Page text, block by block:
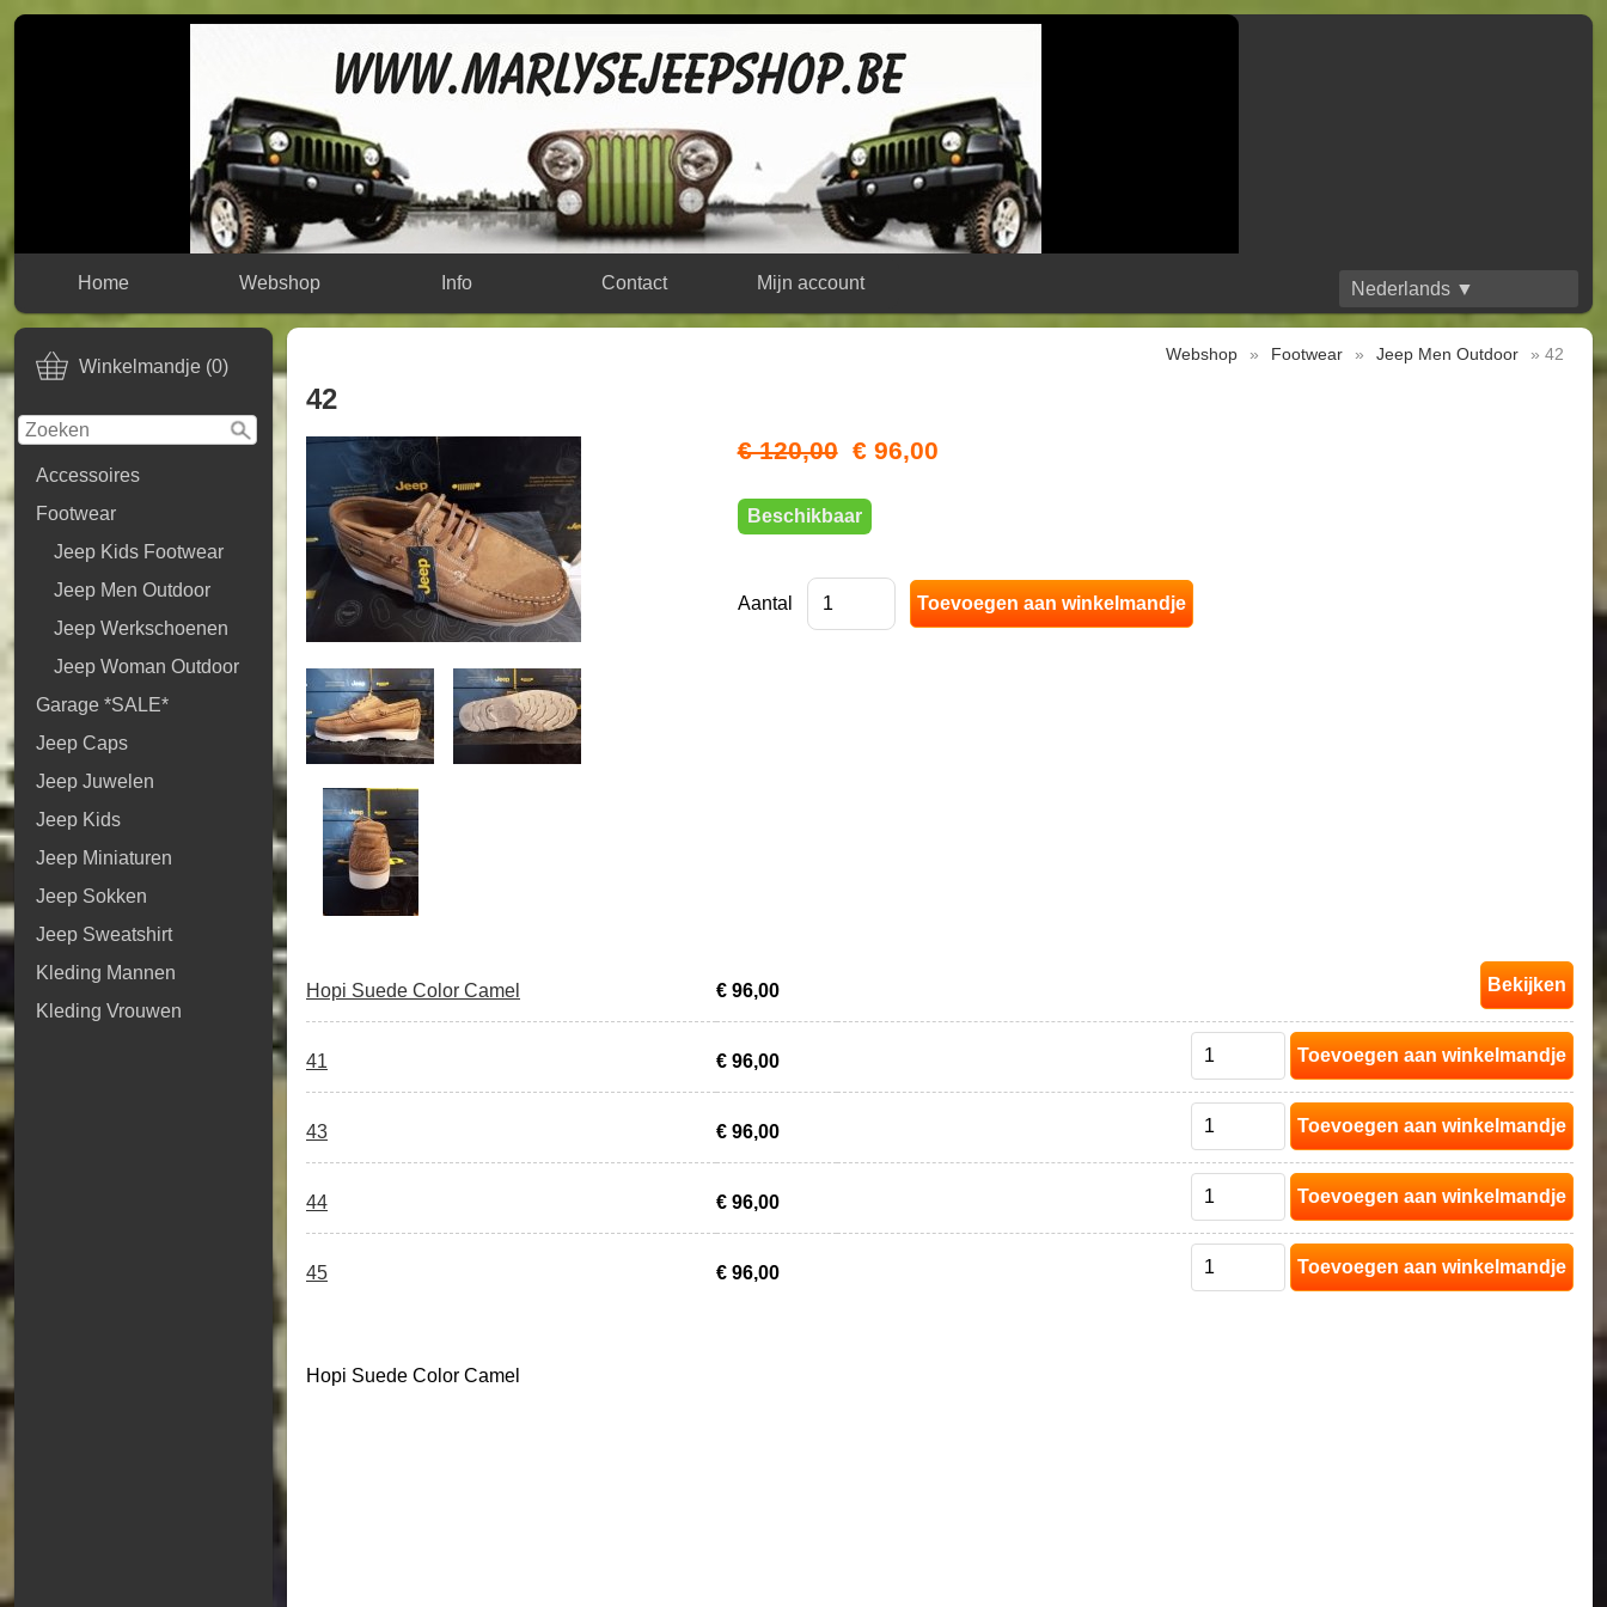
Nederlands ▼
Home Webshop Info Contact Mijn account
Winkelmandje (0)
Accessoires
Footwear
Jeep Kids Footwear
Jeep Men Outdoor
Jeep Werkschoenen
Jeep Woman Outdoor
Garage *SALE*
Jeep Caps
Jeep Juwelen
Jeep Kids
Jeep Miniaturen
Jeep Sokken
Jeep Sweatshirt
Kleding Mannen
Kleding Vrouwen
Webshop » Footwear » Jeep Men Outdoor » 42
42
€ 120,00 € 96,00
Beschikbaar
Aantal
Hopi Suede Color Camel € 96,00 Bekijken
41 € 96,00 Toevoegen aan winkelmandje
43 € 96,00 Toevoegen aan winkelmandje
44 € 96,00 Toevoegen aan winkelmandje
45 € 96,00 Toevoegen aan winkelmandje
Hopi Suede Color Camel